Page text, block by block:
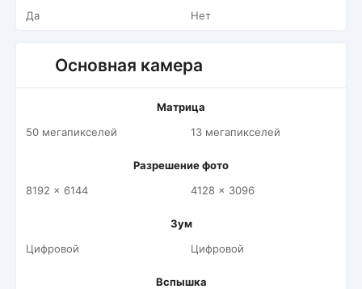
Да
Нет
Основная камера
Матрица
50 мегапикселей
13 мегапикселей
Разрешение фото
8192 x 6144
4128 x 3096
Зум
Цифровой
Цифровой
Вспышка